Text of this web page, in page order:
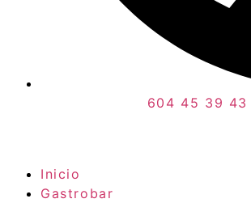
604 45 39 43
Inicio
Gastrobar